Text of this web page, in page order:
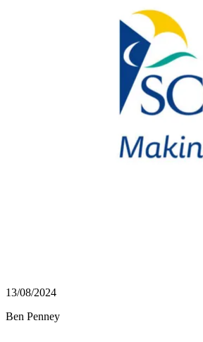
13/08/2024
Ben Penney